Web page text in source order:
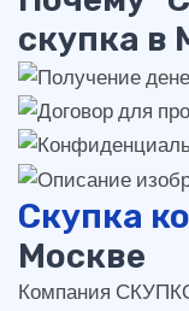
скупка в
Скупка
Москве
Компания